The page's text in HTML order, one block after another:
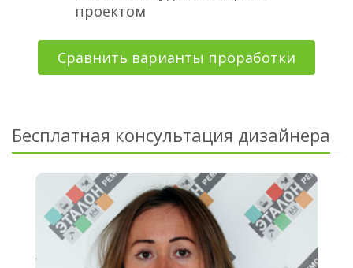
проектом
Сравнить варианты проработки
Бесплатная консультация дизайнера